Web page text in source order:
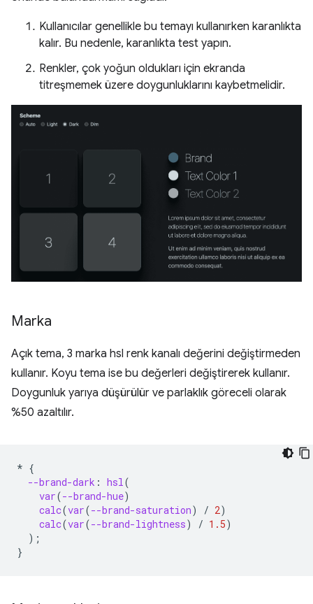
Kullanıcılar genellikle bu temayı kullanırken karanlıkta
kalır. Bu nedenle, karanlıkta test yapın.
Renkler, çok yoğun oldukları için ekranda
titreşmemek üzere doygunluklarını kaybetmelidir.
Marka
Açık tema, 3 marka hsl renk kanalı değerini değiştirmeden
kullanır. Koyu tema ise bu değerleri değiştirerek kullanır.
Doygunluk yarıya düşürülür ve parlaklık göreceli olarak
%50 azaltılır.
* {
--brand-dark : hsl(
var(--brand-hue)
calc(var(--brand-saturation) / 2)
calc(var(--brand-lightness) / 1.5)
);
}